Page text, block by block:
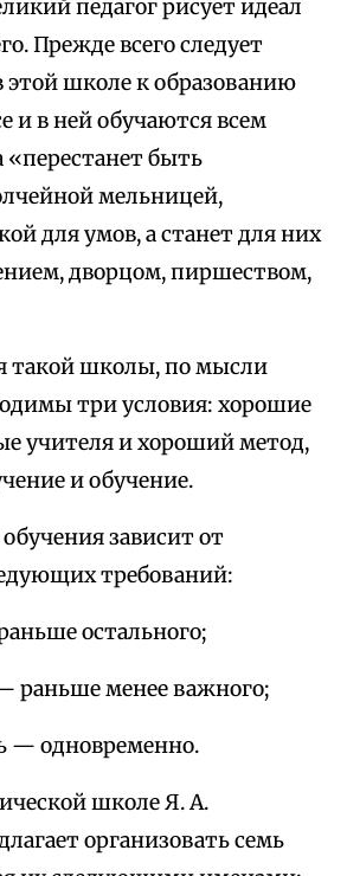
педагог рисует идеал
Прежде всего следует
этой школе к образованию
и в ней обучаются всем
быть
мельницей,
для умов, а станет для них
дворцом, пиршеством,
такой школы, по мысли
три условия: хорошие
учителя и хороший метод,
и обучение.
зависит от
требований:
остального;
раньше менее важного;
— одновременно.
школе Я. А.
организовать семь